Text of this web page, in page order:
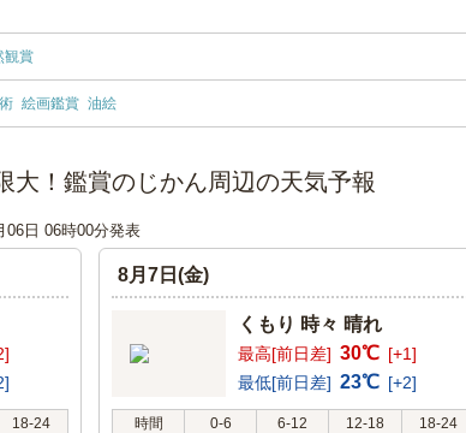
観賞
絵画鑑賞 油絵
大！鑑賞のじかん周辺の天気予報
06日 06時00分発表
18-24
8月7日(金)
くもり 時々 晴れ
最高[前日差] 30℃ [+1]
最低[前日差] 23℃ [+2]
時間 0-6 6-12 12-18
18-24